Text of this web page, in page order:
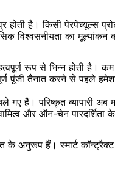
होती है। किसी
विश्वसनीयता का मूल्यांकन
रूप से भिन्न होती है।
पूंजी तैनात करने से पहले
गए हैं। परिष्कृत व्यापारी
और ऑन-चेन पारदर्शिता
के अनुरूप हैं। स्मार्ट